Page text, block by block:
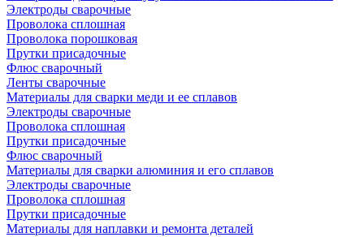
Электроды сварочные
Проволока сплошная
Проволока порошковая
Прутки присадочные
Флюс сварочный
Ленты сварочные
Материалы для сварки меди и ее сплавов
Электроды сварочные
Проволока сплошная
Прутки присадочные
Флюс сварочный
Материалы для сварки алюминия и его сплавов
Электроды сварочные
Проволока сплошная
Прутки присадочные
Материалы для наплавки и ремонта деталей